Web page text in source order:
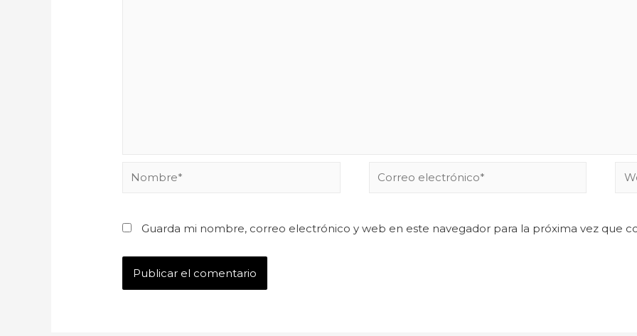
Guarda mi nombre, correo electrónico y web en este navegador para la próxima vez que